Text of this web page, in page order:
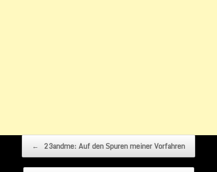
Beitragsnavigation
← 23andme: Auf den Spuren meiner Vorfahren